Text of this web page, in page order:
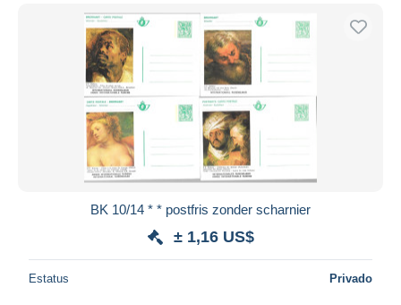
BK 10/14 * * postfris zonder scharnier
± 1,16 US$
Estatus Privado